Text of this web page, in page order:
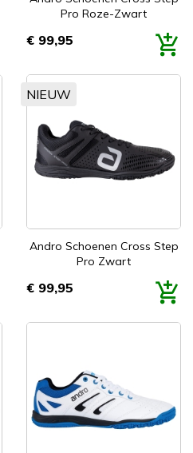
Pro Roze-Zwart
Prijs
€ 99,95
Andro Schoenen Cross Step
Pro Zwart
Prijs
€ 99,95
NIEUW